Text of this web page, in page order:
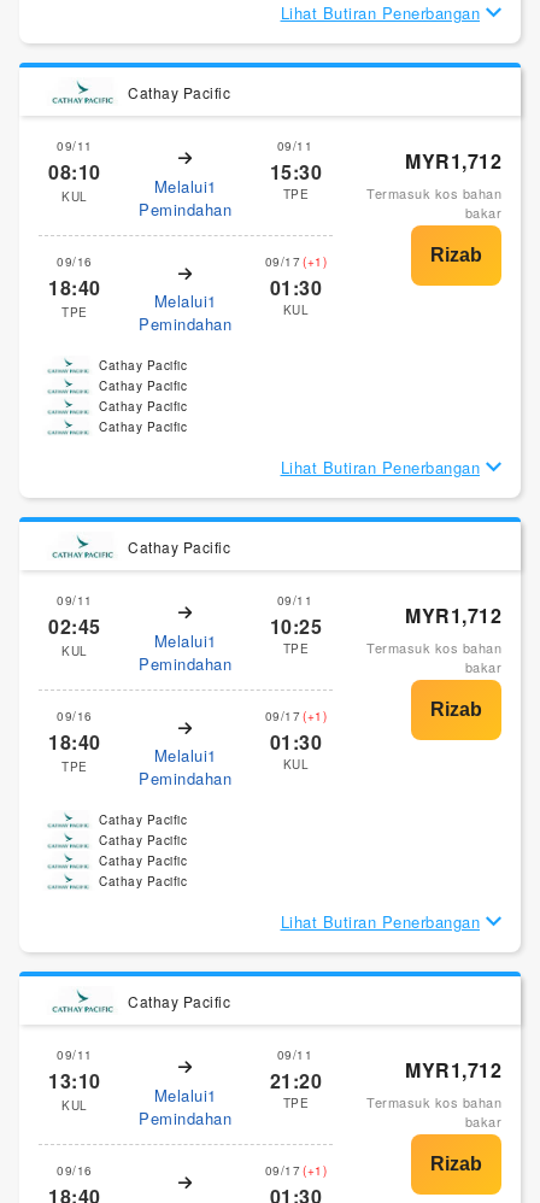
Lihat Butiran Penerbangan
Cathay Pacific
09/11
08:10
KUL
Melalui1
Pemindahan
09/11
15:30
TPE
09/16
18:40
TPE
Melalui1
Pemindahan
09/17(+1)
01:30
KUL
MYR1,712
Termasuk kos bahan
bakar
Cathay Pacific
Cathay Pacific
Cathay Pacific
Cathay Pacific
Lihat Butiran Penerbangan
Cathay Pacific
09/11
02:45
KUL
Melalui1
Pemindahan
09/11
10:25
TPE
09/16
18:40
TPE
Melalui1
Pemindahan
09/17(+1)
01:30
KUL
MYR1,712
Termasuk kos bahan
bakar
Cathay Pacific
Cathay Pacific
Cathay Pacific
Cathay Pacific
Lihat Butiran Penerbangan
Cathay Pacific
09/11
13:10
KUL
Melalui1
Pemindahan
09/11
21:20
TPE
09/16
18:40
09/17(+1)
01:30
MYR1,712
Termasuk kos bahan
bakar